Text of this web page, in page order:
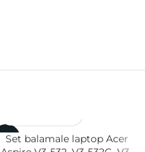
-10%
Set balamale laptop Acer